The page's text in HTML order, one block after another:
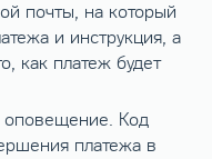
почты, на который
и инструкция, а
как платеж будет
оповещение. Код
платежа в